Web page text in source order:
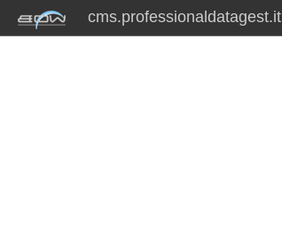
cms.professionaldatagest.it